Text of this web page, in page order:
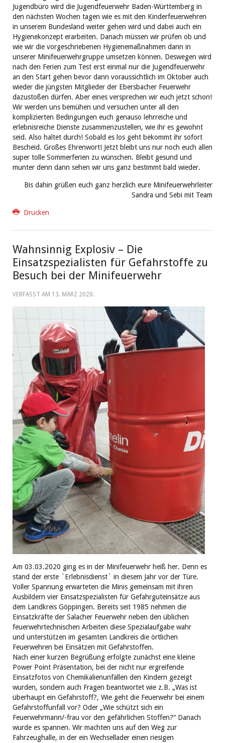
Jugendbüro wird die Jugendfeuerwehr Baden-Württemberg in
den nächsten Wochen tagen wie es mit den Kinderfeuerwehren
in unserem Bundesland weiter gehen wird und dabei auch ein
Hygienekonzept erarbeiten. Danach müssen wir prüfen ob und
wie wir die vorgeschriebenen Hygienemaßnahmen dann in
unserer Minifeuerwehrgruppe umsetzen können. Deswegen wird
nach den Ferien zum Test erst einmal nur die Jugendfeuerwehr
an den Start gehen bevor dann voraussichtlich im Oktober auch
wieder die jüngsten Mitglieder der Ebersbacher Feuerwehr
dazustoßen dürfen. Aber eines versprechen wir euch jetzt schon!
Wir werden uns bemühen und versuchen unter all den
komplizierten Bedingungen euch genauso lehrreiche und
erlebnisreiche Dienste zusammenzustellen, wie ihr es gewohnt
seid. Also haltet durch! Sobald es los geht bekommt ihr sofort
Bescheid. Großes Ehrenwort! Jetzt bleibt uns nur noch euch allen
super tolle Sommerferien zu wünschen. Bleibt gesund und
munter denn dann sehen wir uns ganz bestimmt bald wieder.
Bis dahin grüßen euch ganz herzlich eure Minifeuerwehrleiter
Sandra und Sebi mit Team
Drucken
Wahnsinnig Explosiv – Die
Einsatzspezialisten für Gefahrstoffe zu
Besuch bei der Minifeuerwehr
VERFASST AM 13. MÄRZ 2020.
Am 03.03.2020 ging es in der Minifeuerwehr heiß her. Denn es
stand der erste `Erlebnisdienst` in diesem Jahr vor der Türe.
Voller Spannung erwarteten die Minis gemeinsam mit ihren
Ausbildern vier Einsatzspezialisten für Gefahrguteinsätze aus
dem Landkreis Göppingen. Bereits seit 1985 nehmen die
Einsatzkräfte der Salacher Feuerwehr neben den üblichen
feuerwehrtechnischen Arbeiten diese Spezialaufgabe wahr
und unterstützen im gesamten Landkreis die örtlichen
Feuerwehren bei Einsätzen mit Gefahrstoffen.
Nach einer kurzen Begrüßung erfolgte zunächst eine kleine
Power Point Präsentation, bei der nicht nur ergreifende
Einsatzfotos von Chemikalienunfällen den Kindern gezeigt
wurden, sondern auch Fragen beantwortet wie z.B. „Was ist
überhaupt ein Gefahrstoff?, Wie geht die Feuerwehr bei einem
Gefahrstoffunfall vor? Oder „Wie schützt sich ein
Feuerwehrmann/-frau vor den gefährlichen Stoffen?“ Danach
wurde es spannen. Wir machten uns auf den Weg zur
Fahrzeughalle, in der ein Wechsellader einen riesigen